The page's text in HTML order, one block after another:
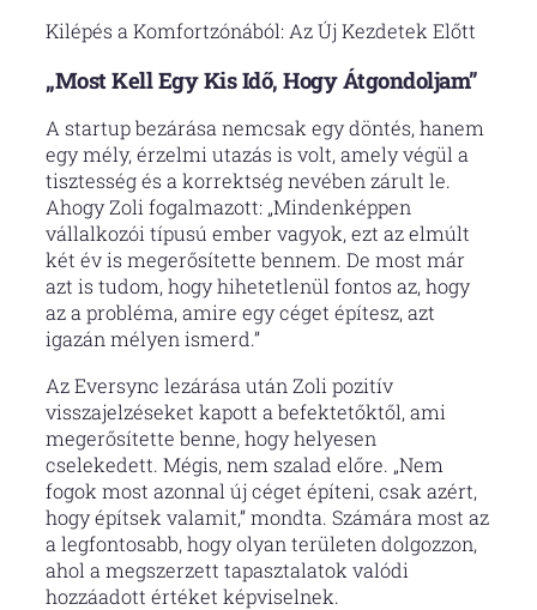
Kilépés a Komfortzónából: Az Új Kezdetek Előtt
„Most Kell Egy Kis Idő, Hogy Átgondoljam”
A startup bezárása nemcsak egy döntés, hanem
egy mély, érzelmi utazás is volt, amely végül a
tisztesség és a korrektség nevében zárult le.
Ahogy Zoli fogalmazott: „Mindenképpen
vállalkozói típusú ember vagyok, ezt az elmúlt
két év is megerősítette bennem. De most már
azt is tudom, hogy hihetetlenül fontos az, hogy
az a probléma, amire egy céget építesz, azt
igazán mélyen ismerd.”
Az Eversync lezárása után Zoli pozitív
visszajelzéseket kapott a befektetőktől, ami
megerősítette benne, hogy helyesen
cselekedett. Mégis, nem szalad előre. „Nem
fogok most azonnal új céget építeni, csak azért,
hogy építsek valamit,” mondta. Számára most az
a legfontosabb, hogy olyan területen dolgozzon,
ahol a megszerzett tapasztalatok valódi
hozzáadott értéket képviselnek.